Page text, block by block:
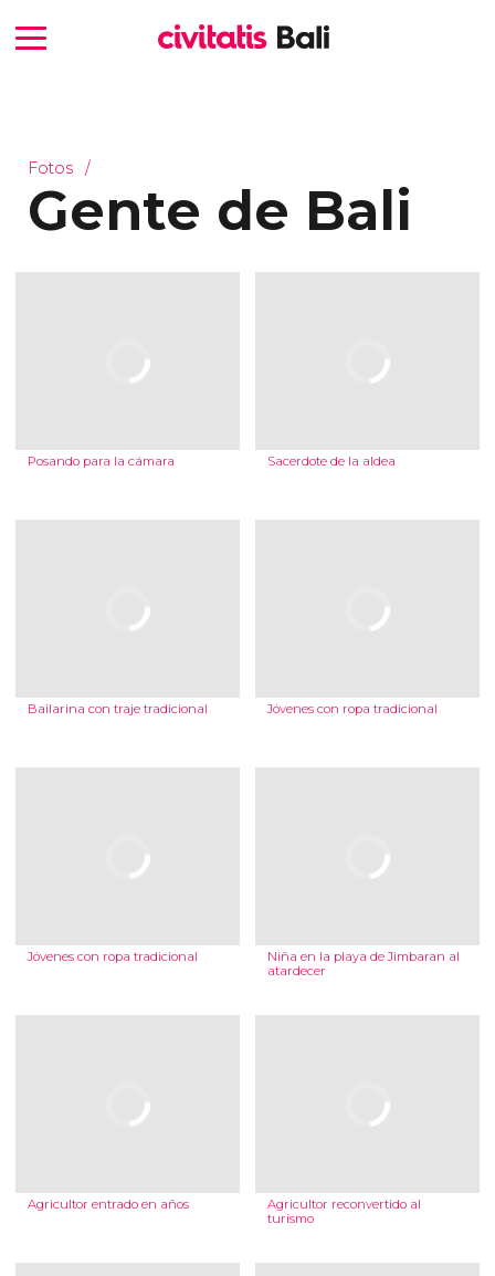
Fotos
Gente de Bali
Posando para la cámara Sacerdote de la aldea
Bailarina con traje tradicional Jóvenes con ropa tradicional
Jóvenes con ropa tradicional
Niña en la playa de Jimbaran al
atardecer
Agricultor entrado en años
Agricultor reconvertido al
turismo